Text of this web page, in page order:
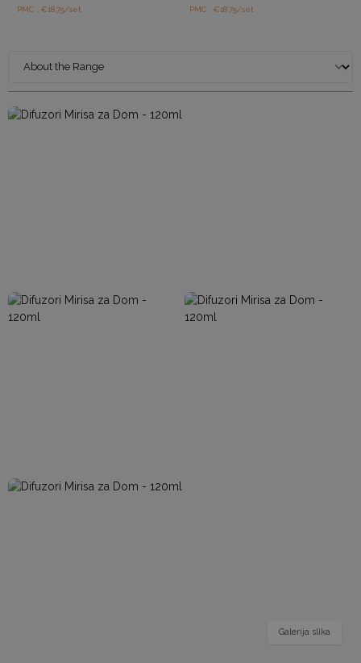
PMC : €18.75/set PMC : €18.75/set
Galerija slika